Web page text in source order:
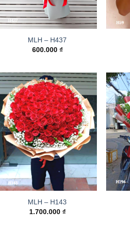
MLH – H437
600.000 ₫
MLH – H143
1.700.000 ₫